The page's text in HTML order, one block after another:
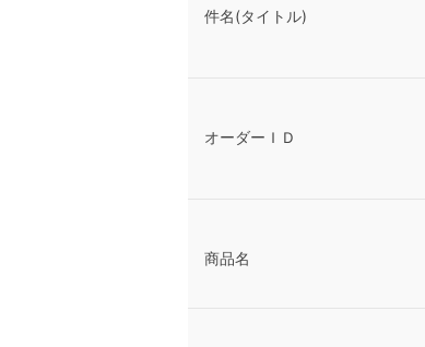
件名(タイトル)
オーダーＩＤ
商品名